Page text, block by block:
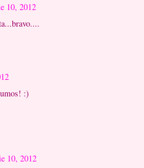
10, 2012
:)
10, 2012